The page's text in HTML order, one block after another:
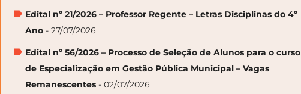
Edital nº 21/2026 – Professor Regente – Letras Disciplinas do 4º
Ano - 27/07/2026
Edital nº 56/2026 – Processo de Seleção de Alunos para o curso
de Especialização em Gestão Pública Municipal – Vagas
Remanescentes - 02/07/2026